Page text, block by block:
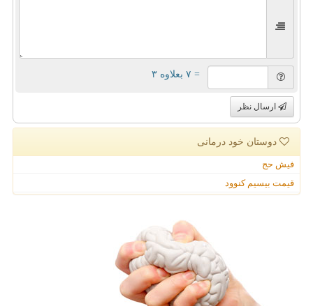
= ۷ بعلاوه ۳
ارسال نظر
دوستان خود درمانی
فیش حج
قیمت بیسیم کنوود